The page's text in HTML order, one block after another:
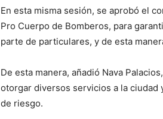
En esta misma sesión, se aprobó el
Pro Cuerpo de Bomberos, para
parte de particulares, y de esta
De esta manera, añadió Nava
otorgar diversos servicios a la ciudad
de riesgo.